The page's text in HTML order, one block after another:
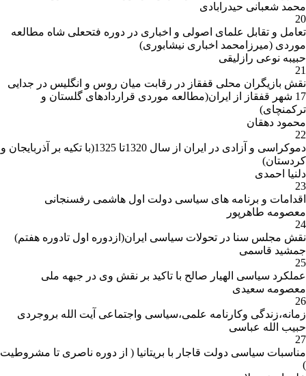
محمد شعبانی حیدرابادی
20
تعامل و تقابل علمای اصولی و اخباری در دوره فتحعلی شاه مطالعه
موردی (میرزامحمد اخباری نیشابوری)
حبیبه نوعی رازلیقی
21
نقش بازیگران محلی قفقاز در رقابت میان روس و انگلیس در جدایی
17 شهر قفقاز از ایران(مطالعه موردی قراردادهای گلستان و
ترکمنچای)
محمود دهقان
22
دموکراسی و آزادی در ایران از سال 1320تا 1325(با تکیه بر آذربایجان و
کردستان)
دلنیا احمدی
23
اقدامات و برنامه های سیاسی دولت اول هاشمی رفسنجانی
معصومه طاهرپور
24
نقش مجلس سنا در تحولات سیاسی ایران(ازدوره اول تادوره هفتم)
جمشید قاسمی
25
عملکرد سیاسی الهیار صالح با تاکید بر نقش وی در جبهه ملی
معصومه سعیدی
26
زمانه،زندگی وکارنامه علمی،سیاسی واجتماعی آیت الله بروجردی
حبیب الله عباسی
27
مناسبات سیاسی دولت قاجار با بریتانیا ( از دوره ناصری تا مشروطیت
)